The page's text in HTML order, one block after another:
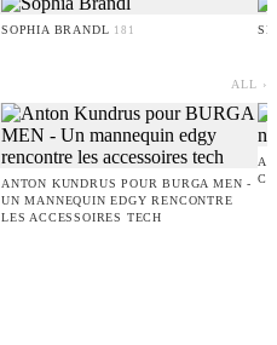
SOPHIA BRANDL 181
ALL ›
ANTON KUNDRUS POUR BURGA MEN -
UN MANNEQUIN EDGY RENCONTRE
LES ACCESSOIRES TECH